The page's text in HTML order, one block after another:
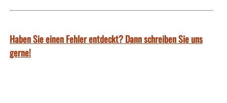
Haben Sie einen Fehler entdeckt? Dann schreiben Sie uns
gerne!